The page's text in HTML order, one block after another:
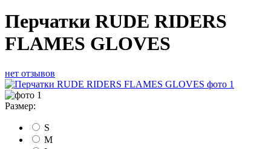
Перчатки RUDE RIDERS
FLAMES GLOVES
нет отзывов
Размер:
S
M